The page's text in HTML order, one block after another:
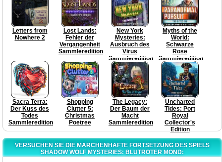
Letters from
Nowhere 2
Lost Lands:
Fehler der
Vergangenheit
Sammleredition
New York
Mysteries:
Ausbruch des
Virus
Sammleredition
Myths of the
World:
Schwarze
Rose
Sammleredition
Sacra Terra:
Der Kuss des
Todes
Sammleredition
Shopping
Clutter 5:
Christmas
Poetree
The Legacy:
Der Baum der
Macht
Sammleredition
Uncharted
Tides: Port
Royal
Collector's
Edition
VERSUCHEN SIE DIE MÄRCHENHAFTE FORTSETZUNG DES SPIELS
SHADOW WOLF MYSTERIES: BLUTROTER MOND: